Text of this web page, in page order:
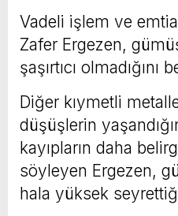
Vadeli işlem ve
Zafer Ergezen,
şaşırtıcı olmadığını
Diğer kıymetli
düşüşlerin
kayıpların daha
söyleyen Ergezen,
hala yüksek